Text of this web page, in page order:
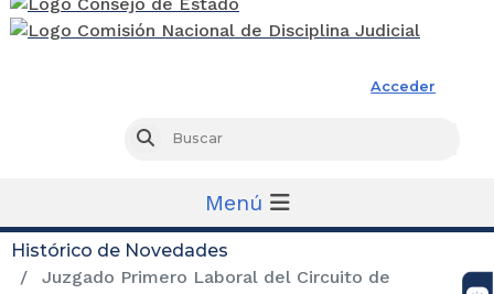
Acceder
Buscar
Menú
Histórico de Novedades
Juzgado Primero Laboral del Circuito de